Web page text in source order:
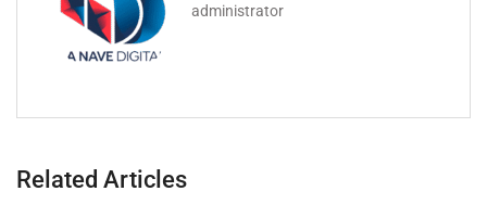
administrator
Related Articles